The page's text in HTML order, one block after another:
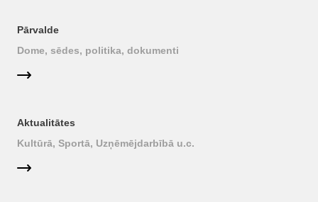
Pārvalde
Dome, sēdes, politika, dokumenti
Aktualitātes
Kultūrā, Sportā, Uzņēmējdarbībā u.c.